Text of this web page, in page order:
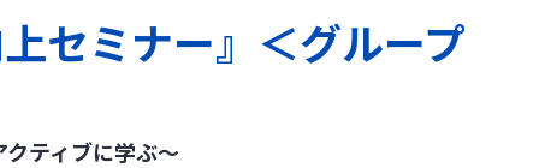
セミナー』＜グループ
ティブに学ぶ～